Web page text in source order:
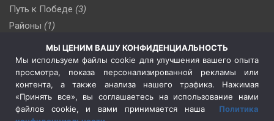
Путь к Победе (3)
Районы (1)
(510)
Сельское хозяйство (3)
Социальная политика
(3)
Спецоперация в Украине
Спецоперация на Украине
(404)
МЫ ЦЕНИМ ВАШУ КОНФИДЕНЦИАЛЬНОСТЬ
Мы используем файлы cookie для улучшения вашего опыта
просмотра, показа персонализированной рекламы или
контента, а также анализа нашего трафика. Нажимая
«Принять все», вы соглашаетесь на использование нами
файлов cookie, и вами принимается наша Политика